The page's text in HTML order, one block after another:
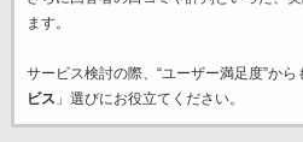
ます。
サービス検討の際、“ユーザー満足度”から
ビス 」選びにお役立てください。